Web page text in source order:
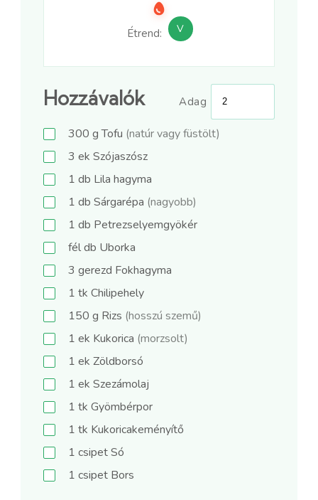
Étrend: V
Hozzávalók Adag
300 gTofu (natúr vagy füstölt)
3 ek Szójaszósz
1 db Lila hagyma
1 db Sárgarépa (nagyobb)
1 db Petrezselyemgyökér
féldb Uborka
3 gerezd Fokhagyma
1 tk Chilipehely
150 g Rizs (hosszú szemű)
1 ek Kukorica (morzsolt)
1 ek Zöldborsó
1 ek Szezámolaj
1 tk Gyömbérpor
1 tk Kukoricakeményítő
1 csipetSó
1 csipet Bors